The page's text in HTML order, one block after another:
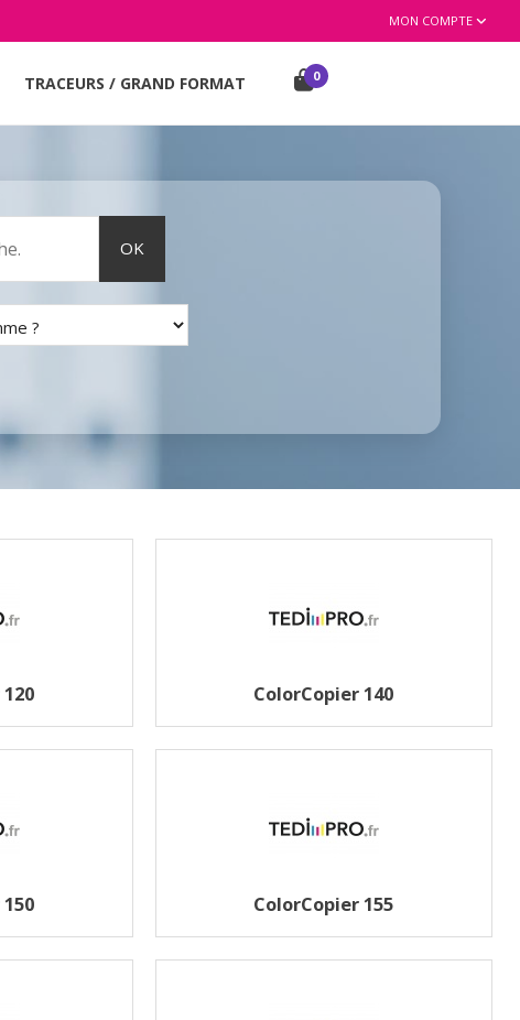
MON COMPTE
TRACEURS / GRAND FORMAT 0
OK
ColorCopier 140
ColorCopier 155